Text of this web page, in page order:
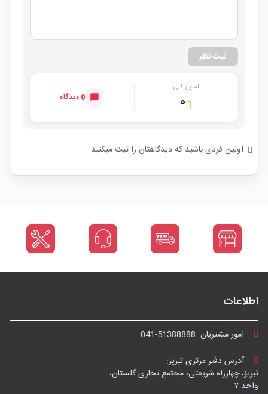
ثبت نظر
امتیاز کلی
۰ 0 دیدگاه
اولین فردی باشید که دیدگاهتان را ثبت میکنید
اطلاعات
امور مشتریان: 041-51388888
آدرس دفتر مرکزی تبریز:
تبریز، چهارراه شریعتی، مجتمع تجاری گلستان،
واحد ۷